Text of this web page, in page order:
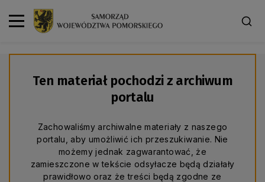
Ten materiał pochodzi z archiwum
portalu
Zachowaliśmy archiwalne materiały z naszego
portalu, aby umożliwić ich przeszukiwanie. Nie
możemy jednak zagwarantować, że
zamieszczone w tekście odsyłacze będą działały
prawidłowo oraz że treści będą zgodne ze